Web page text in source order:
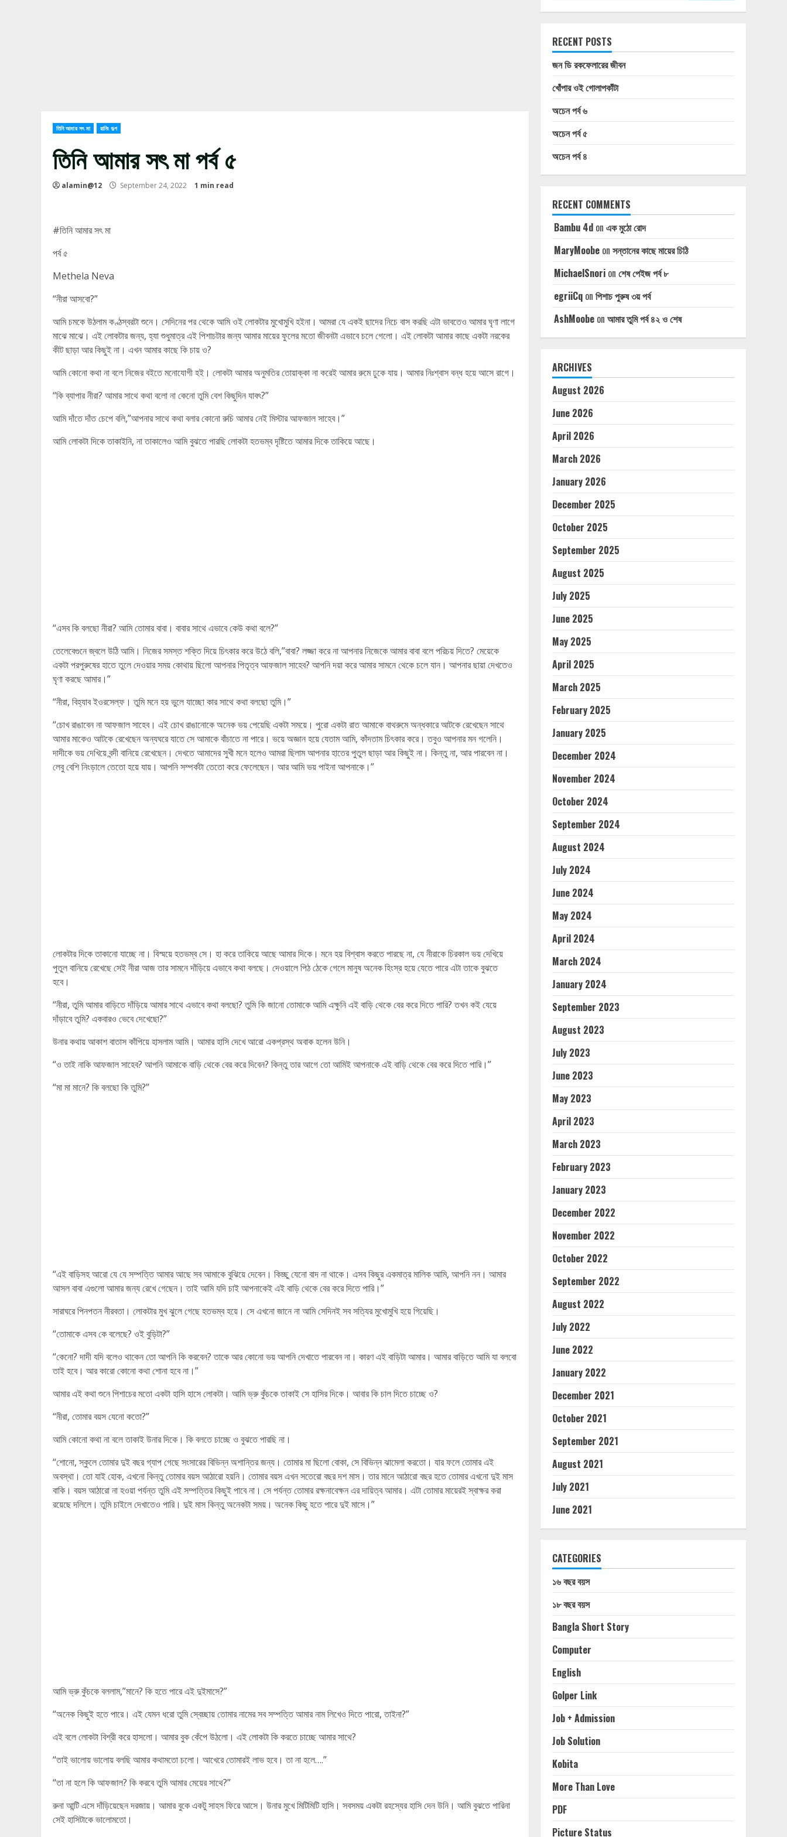
তিনি আমার সৎ মা রানিং গল্প
তিনি আমার সৎ মা পর্ব ৫
alamin@12 September 24, 2022 1 min read
#তিনি আমার সৎ মা
পর্ব ৫
Methela Neva
“নীরা আসবো?”
আমি চমকে উঠলাম কণ্ঠস্বরটা শুনে। সেদিনের পর থেকে আমি ওই লোকটার মুখোমুখি হইনা। আমরা যে একই ছাদের নিচে বাস করছি এটা ভাবতেও আমার ঘৃণা লাগে
মাঝে মাঝে। এই লোকটার জন্য, হ্যা শুধুমাত্র এই পিশাচটার জন্য আমার মায়ের ফুলের মতো জীবনটা এভাবে চলে গেলো। এই লোকটা আমার কাছে একটা নরকের
কীট ছাড়া আর কিছুই না। এখন আমার কাছে কি চায় ও?
আমি কোনো কথা না বলে নিজের বইতে মনোযোগী হই। লোকটা আমার অনুমতির তোয়াক্কা না করেই আমার রুমে ঢুকে যায়। আমার নিঃশ্বাস বন্ধ হয়ে আসে রাগে।
“কি ব্যাপার নীরা? আমার সাথে কথা বলো না কেনো তুমি বেশ কিছুদিন যাবৎ?”
আমি দাঁতে দাঁত চেপে বলি,”আপনার সাথে কথা বলার কোনো রুচি আমার নেই মিস্টার আফজাল সাহেব।”
আমি লোকটা দিকে তাকাইনি, না তাকালেও আমি বুঝতে পারছি লোকটা হতভম্ব দৃষ্টিতে আমার দিকে তাকিয়ে আছে।
“এসব কি বলছো নীরা? আমি তোমার বাবা। বাবার সাথে এভাবে কেউ কথা বলে?”
তেলেবেগুনে জ্বলে উঠি আমি। নিজের সমস্ত শক্তি দিয়ে চিৎকার করে উঠে বলি,”বাবা? লজ্জা করে না আপনার নিজেকে আমার বাবা বলে পরিচয় দিতে? মেয়েকে
একটা পরপুরুষের হাতে তুলে দেওয়ার সময় কোথায় ছিলো আপনার পিতৃত্ব আফজাল সাহেব? আপনি দয়া করে আমার সামনে থেকে চলে যান। আপনার ছায়া দেখতেও
ঘৃণা করছে আমার।”
“নীরা, বিহ্যাব ইওরসেল্ফ। তুমি মনে হয় ভুলে যাচ্ছো কার সাথে কথা বলছো তুমি।”
“চোখ রাঙাবেন না আফজাল সাহেব। এই চোখ রাঙানোকে অনেক ভয় পেয়েছি একটা সময়ে। পুরো একটা রাত আমাকে বাথরুমে অন্ধকারে আটকে রেখেছেন সাথে
আমার মাকেও আটকে রেখেছেন অন্যঘরে যাতে সে আমাকে বাঁচাতে না পারে। ভয়ে অজ্ঞান হয়ে যেতাম আমি, কাঁদতাম চিৎকার করে। তবুও আপনার মন গলেনি।
দাদীকে ভয় দেখিয়ে বন্দী বানিয়ে রেখেছেন। দেখতে আমাদের সুখী মনে হলেও আমরা ছিলাম আপনার হাতের পুতুল ছাড়া আর কিছুই না। কিন্তু না, আর পারবেন না।
লেবু বেশি নিংড়ালে তেতো হয়ে যায়। আপনি সম্পর্কটা তেতো করে ফেলেছেন। আর আমি ভয় পাইনা আপনাকে।”
লোকটার দিকে তাকানো যাচ্ছে না। বিস্ময়ে হতভম্ব সে। হা করে তাকিয়ে আছে আমার দিকে। মনে হয় বিশ্বাস করতে পারছে না, যে নীরাকে চিরকাল ভয় দেখিয়ে
পুতুল বানিয়ে রেখেছে সেই নীরা আজ তার সামনে দাঁড়িয়ে এভাবে কথা বলছে। দেওয়ালে পিঠ ঠেকে গেলে মানুষ অনেক হিংস্র হয়ে যেতে পারে এটা তাকে বুঝতে
হবে।
“নীরা, তুমি আমার বাড়িতে দাঁড়িয়ে আমার সাথে এভাবে কথা বলছো? তুমি কি জানো তোমাকে আমি এক্ষুনি এই বাড়ি থেকে বের করে দিতে পারি? তখন কই যেয়ে
দাঁড়াবে তুমি? একবারও ভেবে দেখেছো?”
উনার কথায় আকাশ বাতাস কাঁপিয়ে হাসলাম আমি। আমার হাসি দেখে আরো একপ্রস্থ অবাক হলেন উনি।
“ও তাই নাকি আফজাল সাহেব? আপনি আমাকে বাড়ি থেকে বের করে দিবেন? কিন্তু তার আগে তো আমিই আপনাকে এই বাড়ি থেকে বের করে দিতে পারি।”
“মা মা মানে? কি বলছো কি তুমি?”
“এই বাড়িসহ আরো যে যে সম্পত্তি আমার আছে সব আমাকে বুঝিয়ে দেবেন। কিচ্ছু যেনো বাদ না থাকে। এসব কিছুর একমাত্র মালিক আমি, আপনি নন। আমার
আসল বাবা এগুলো আমার জন্য রেখে গেছেন। তাই আমি যদি চাই আপনাকেই এই বাড়ি থেকে বের করে দিতে পারি।”
সারাঘরে পিনপতন নীরবতা। লোকটার মুখ ঝুলে গেছে হতভম্ব হয়ে। সে এখনো জানে না আমি সেদিনই সব সত্যির মুখোমুখি হয়ে গিয়েছি।
“তোমাকে এসব কে বলেছে? ওই বুড়িটা?”
“কেনো? দাদী যদি বলেও থাকেন তো আপনি কি করবেন? তাকে আর কোনো ভয় আপনি দেখাতে পারবেন না। কারণ এই বাড়িটা আমার। আমার বাড়িতে আমি যা বলবো
তাই হবে। আর কারো কোনো কথা শোনা হবে না।”
আমার এই কথা শুনে পিশাচের মতো একটা হাসি হাসে লোকটা। আমি ভ্রু কুঁচকে তাকাই সে হাসির দিকে। আবার কি চাল দিতে চাচ্ছে ও?
“নীরা, তোমার বয়স যেনো কতো?”
আমি কোনো কথা না বলে তাকাই উনার দিকে। কি বলতে চাচ্ছে ও বুঝতে পারছি না।
“শোনো, স্কুলে তোমার দুই বছর গ্যাপ গেছে সংসারের বিভিন্ন অশান্তির জন্য। তোমার মা ছিলো বোকা, সে বিভিন্ন ঝামেলা করতো। যার ফলে তোমার এই
অবস্থা। তো যাই হোক, এখনো কিন্তু তোমার বয়স আঠারো হয়নি। তোমার বয়স এখন সতেরো বছর দশ মাস। তার মানে আঠারো বছর হতে তোমার এখনো দুই মাস
বাকি। বয়স আঠারো না হওয়া পর্যন্ত তুমি এই সম্পত্তির কিছুই পাবে না। সে পর্যন্ত তোমার রক্ষনাবেক্ষন এর দায়িত্ব আমার। এটা তোমার মায়েরই স্বাক্ষর করা
রয়েছে দলিলে। তুমি চাইলে দেখাতেও পারি। দুই মাস কিন্তু অনেকটা সময়। অনেক কিছু হতে পারে দুই মাসে।”
আমি ভ্রু কুঁচকে বললাম,”মানে? কি হতে পারে এই দুইমাসে?”
“অনেক কিছুই হতে পারে। এই যেমন ধরো তুমি স্বেচ্ছায় তোমার নামের সব সম্পত্তি আমার নাম লিখেও দিতে পারো, তাইনা?”
এই বলে লোকটা বিশ্রী করে হাসলো। আমার বুক কেঁপে উঠলো। এই লোকটা কি করতে চাচ্ছে আমার সাথে?
“তাই ভালোয় ভালোয় বলছি আমার কথামতো চলো। আখেরে তোমারই লাভ হবে। তা না হলে….”
“তা না হলে কি আফজাল? কি করবে তুমি আমার মেয়ের সাথে?”
রুনা আন্টি এসে দাঁড়িয়েছেন দরজায়। আমার বুকে একটু সাহস ফিরে আসে। উনার মুখে মিটিমিটি হাসি। সবসময় একটা রহস্যের হাসি দেন উনি। আমি বুঝতে পারিনা
সেই হাসিটাকে ভালোমতো।
RECENT POSTS
জন ডি রকফেলারের জীবন
খোঁপার ওই গোলাপকাঁটা
অচেন পর্ব ৬
অচেন পর্ব ৫
অচেন পর্ব ৪
RECENT COMMENTS
Bambu 4don এক মুঠো রোদ
MaryMoobeon সন্তানের কাছে মায়ের চিঠি
MichaelSnorion শেষ পেইজ পর্ব ৮
egriiCqon পিশাচ পুরুষ ৩য় পর্ব
AshMoobeon আমার তুমি পর্ব ৪২ ও শেষ
ARCHIVES
August 2026
June 2026
April 2026
March 2026
January 2026
December 2025
October 2025
September 2025
August 2025
July 2025
June 2025
May 2025
April 2025
March 2025
February 2025
January 2025
December 2024
November 2024
October 2024
September 2024
August 2024
July 2024
June 2024
May 2024
April 2024
March 2024
January 2024
September 2023
August 2023
July 2023
June 2023
May 2023
April 2023
March 2023
February 2023
January 2023
December 2022
November 2022
October 2022
September 2022
August 2022
July 2022
June 2022
January 2022
December 2021
October 2021
September 2021
August 2021
July 2021
June 2021
CATEGORIES
১৬ বছর বয়স
১৮ বছর বয়স
Bangla Short Story
Computer
English
Golper Link
Job + Admission
Job Solution
Kobita
More Than Love
PDF
Picture Status